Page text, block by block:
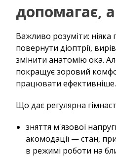
допомагає,
Важливо розуміти: ніяка
повернути діоптрії,
змінити анатомію ока.
покращує зоровий
працювати ефективніше.
Що дає регулярна
зняття м'язової
акомодації — стан,
в режимі роботи на